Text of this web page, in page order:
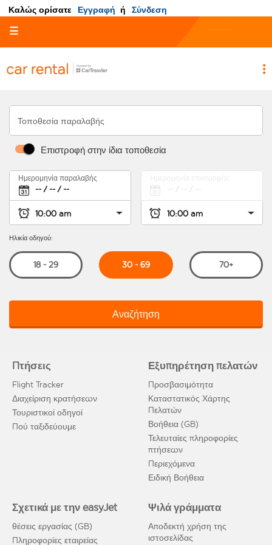
Καλώς ορίσατε Εγγραφή ή Σύνδεση
☰
Τοποθεσία παραλαβής
Επιστροφή στην ίδια τοποθεσία
Ημερομηνία παραλαβής
Ηλικία οδηγού:
18 - 29 30 - 69 70+
Αναζήτηση
Πτήσεις
Flight Tracker
Διαχείριση κρατήσεων
Τουριστικοί οδηγοί
Πού ταξιδεύουμε
Εξυπηρέτηση πελατών
Προσβασιμότητα
Καταστατικός Χάρτης
Πελατών
Βοήθεια (GB)
Τελευταίες πληροφορίες
πτήσεων
Περιεχόμενα
Ειδική Βοήθεια
Σχετικά με την easyJet
θέσεις εργασίας (GB)
Πληροφορίες εταιρείας
Ψιλά γράμματα
Αποδεκτή χρήση της
ιστοσελίδας